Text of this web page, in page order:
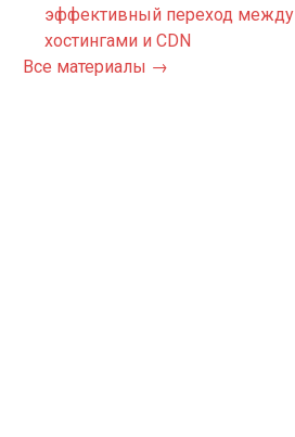
эффективный переход между
хостингами и CDN
Все материалы →